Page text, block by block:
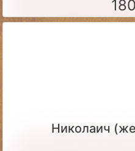
Николаич